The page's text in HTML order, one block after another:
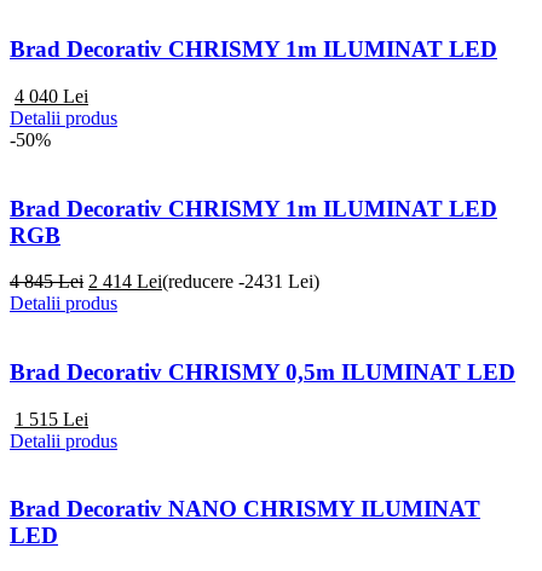
Brad Decorativ CHRISMY 1m ILUMINAT LED
4 040 Lei
Detalii produs
-50%
Brad Decorativ CHRISMY 1m ILUMINAT LED
RGB
4 845 Lei 2 414 Lei(reducere -2431 Lei)
Detalii produs
Brad Decorativ CHRISMY 0,5m ILUMINAT LED
1 515 Lei
Detalii produs
Brad Decorativ NANO CHRISMY ILUMINAT
LED